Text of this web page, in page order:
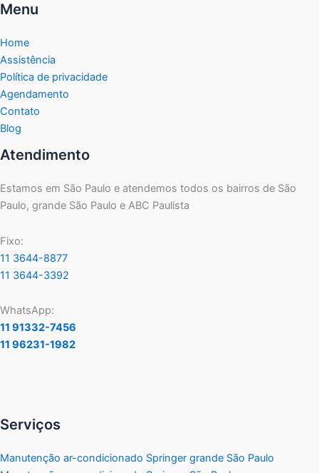
Menu
Home
Assistência
Política de privacidade
Agendamento
Contato
Blog
Atendimento
Estamos em São Paulo e atendemos todos os bairros de São
Paulo, grande São Paulo e ABC Paulista
Fixo:
11 3644-8877
11 3644-3392
WhatsApp:
11 91332-7456
11 96231-1982
Serviços
Manutenção ar-condicionado Springer grande São Paulo